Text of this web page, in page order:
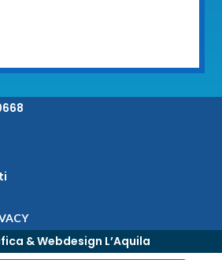
& Webdesign L’Aquila